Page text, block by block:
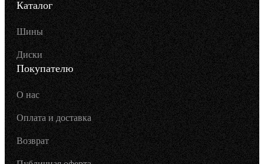
Каталог
Шины
Диски
Покупателю
О нас
Оплата и доставка
Возврат